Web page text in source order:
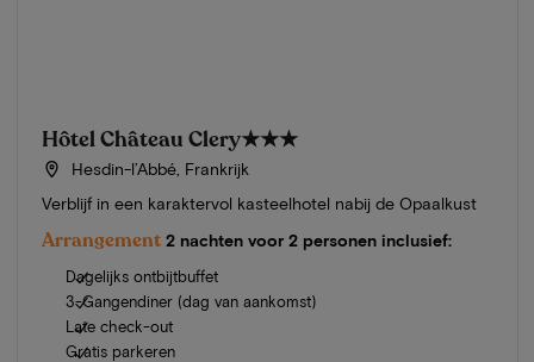
Hôtel Château Clery★★★
Hesdin-l’Abbé, Frankrijk
Verblijf in een karaktervol kasteelhotel nabij de Opaalkust
Arrangement 2 nachten voor 2 personen inclusief:
Dagelijks ontbijtbuffet
3-Gangendiner (dag van aankomst)
Late check-out
Gratis parkeren